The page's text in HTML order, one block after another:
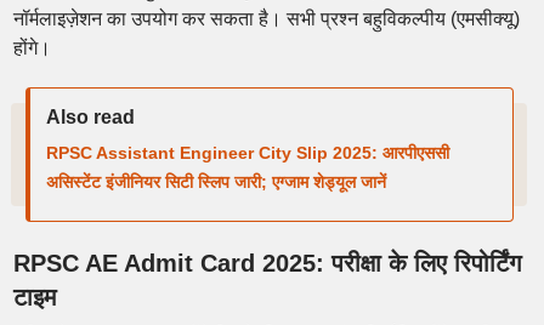
नॉर्मलाइज़ेशन का उपयोग कर सकता है। सभी प्रश्न बहुविकल्पीय (एमसीक्यू)
होंगे।
Also read
RPSC Assistant Engineer City Slip 2025: आरपीएससी
असिस्टेंट इंजीनियर सिटी स्लिप जारी; एग्जाम शेड्यूल जानें
RPSC AE Admit Card 2025: परीक्षा के लिए रिपोर्टिंग
टाइम